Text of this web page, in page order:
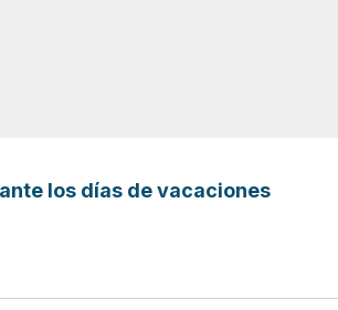
los días de vacaciones